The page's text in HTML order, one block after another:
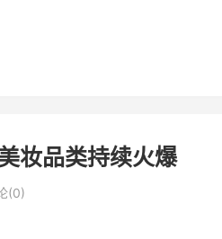
妆品类持续火爆​
(0)